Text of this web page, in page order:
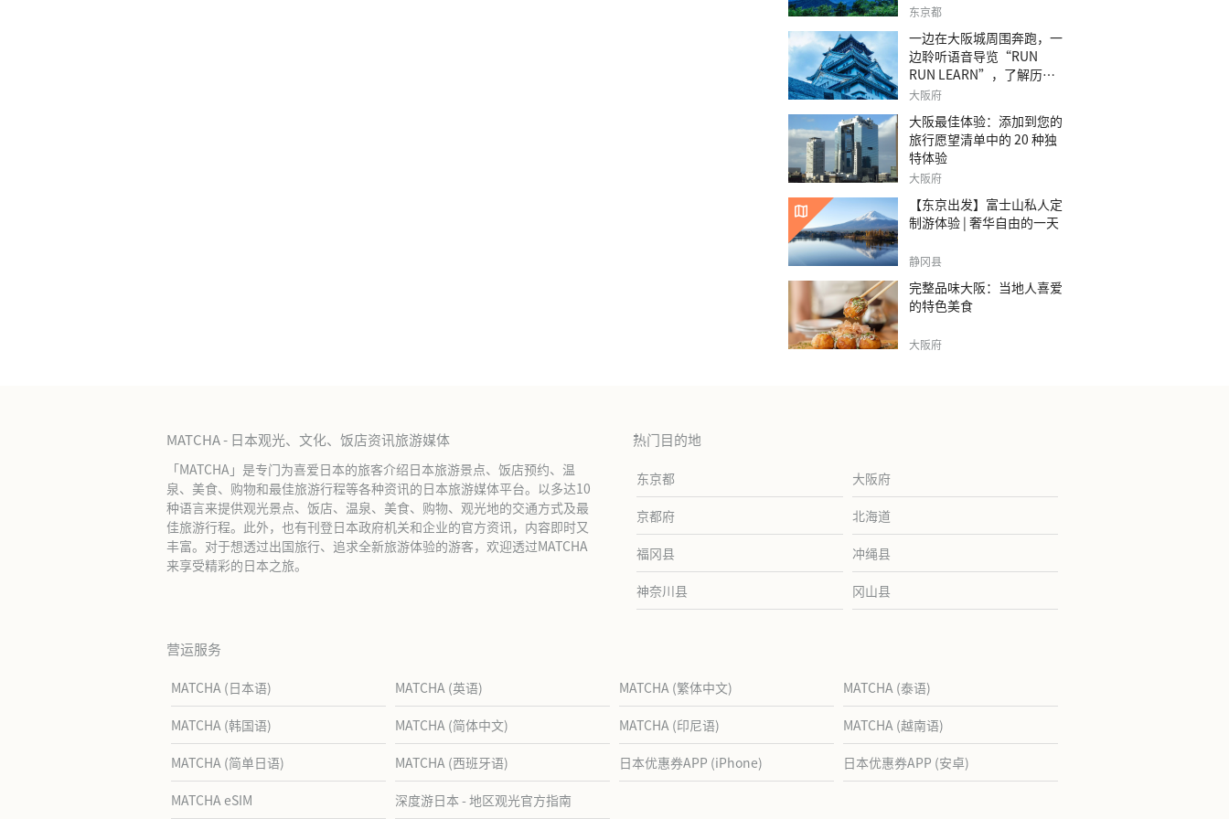
之旅。
东京都
一边在大阪城周围奔跑，一
边聆听语音导览“RUN
RUN LEARN”，了解历
史。
大阪府
大阪最佳体验：添加到您的
旅行愿望清单中的 20 种独
特体验
大阪府
【东京出发】富士山私人定
制游体验 | 奢华自由的一天
静冈县
完整品味大阪：当地人喜爱
的特色美食
大阪府
MATCHA - 日本观光、文化、饭店资讯旅游媒体
「MATCHA」是专门为喜爱日本的旅客介绍日本旅游景点、饭店预约、温
泉、美食、购物和最佳旅游行程等各种资讯的日本旅游媒体平台。以多达10
种语言来提供观光景点、饭店、温泉、美食、购物、观光地的交通方式及最
佳旅游行程。此外，也有刊登日本政府机关和企业的官方资讯，内容即时又
丰富。对于想透过出国旅行、追求全新旅游体验的游客，欢迎透过MATCHA
来享受精彩的日本之旅。
热门目的地
东京都 大阪府
京都府 北海道
福冈县 冲绳县
神奈川县 冈山县
营运服务
MATCHA (日本语) MATCHA (英语) MATCHA (繁体中文) MATCHA (泰语)
MATCHA (韩国语) MATCHA (简体中文) MATCHA (印尼语) MATCHA (越南语)
MATCHA (简单日语) MATCHA (西班牙语) 日本优惠券APP (iPhone) 日本优惠券APP (安卓)
MATCHA eSIM 深度游日本 - 地区观光官方指南